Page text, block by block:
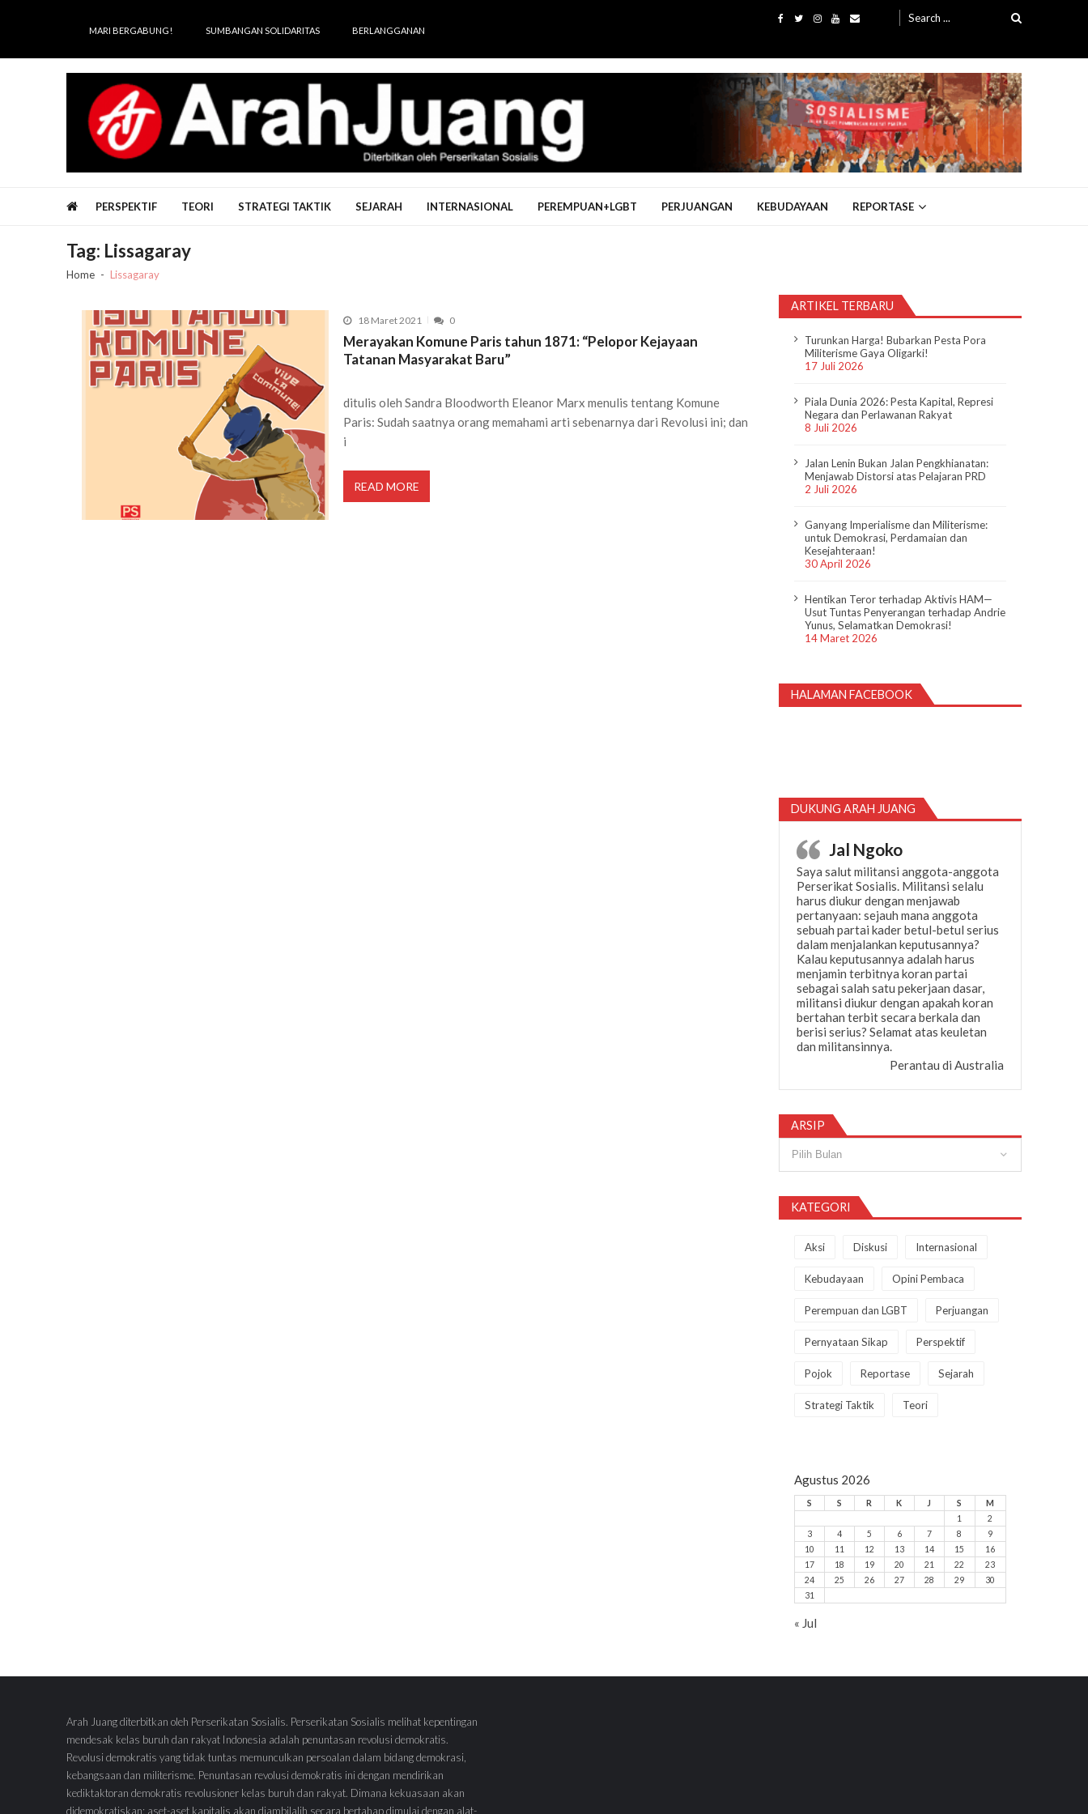
MARI BERGABUNG! SUMBANGAN SOLIDARITAS BERLANGGANAN
for:
PERSPEKTIF TEORI STRATEGI TAKTIK SEJARAH INTERNASIONAL PEREMPUAN+LGBT PERJUANGAN KEBUDAYAAN REPORTASE
Tag: Lissagaray
Home Lissagaray
18 Maret 2021 0
Merayakan Komune Paris tahun 1871: “Pelopor Kejayaan
Tatanan Masyarakat Baru”
ditulis oleh Sandra Bloodworth Eleanor Marx menulis tentang Komune
Paris: Sudah saatnya orang memahami arti sebenarnya dari Revolusi ini; dan
i
READ MORE
ARTIKEL TERBARU
Turunkan Harga! Bubarkan Pesta Pora
Militerisme Gaya Oligarki!
17 Juli 2026
Piala Dunia 2026: Pesta Kapital, Represi
Negara dan Perlawanan Rakyat
8 Juli 2026
Jalan Lenin Bukan Jalan Pengkhianatan:
Menjawab Distorsi atas Pelajaran PRD
2 Juli 2026
Ganyang Imperialisme dan Militerisme:
untuk Demokrasi, Perdamaian dan
Kesejahteraan!
30 April 2026
Hentikan Teror terhadap Aktivis HAM—
Usut Tuntas Penyerangan terhadap Andrie
Yunus, Selamatkan Demokrasi!
14 Maret 2026
HALAMAN FACEBOOK
DUKUNG ARAH JUANG
Jal Ngoko
Saya salut militansi anggota-anggota
Perserikat Sosialis. Militansi selalu
harus diukur dengan menjawab
pertanyaan: sejauh mana anggota
sebuah partai kader betul-betul serius
dalam menjalankan keputusannya?
Kalau keputusannya adalah harus
menjamin terbitnya koran partai
sebagai salah satu pekerjaan dasar,
militansi diukur dengan apakah koran
bertahan terbit secara berkala dan
berisi serius? Selamat atas keuletan
dan militansinnya.
Perantau di Australia
ARSIP
KATEGORI
Aksi Diskusi Internasional
Kebudayaan Opini Pembaca
Perempuan dan LGBT Perjuangan
Pernyataan Sikap Perspektif
Pojok Reportase Sejarah
Strategi Taktik Teori
Agustus 2026
S S R K J S
M
1
2
3
4 5 6 7 8
9
10
11 12 13 14 15
16
17
18 19 20 21 22
23
24
25 26 27 28 29
30
31
« Jul
Arah Juang diterbitkan oleh Perserikatan Sosialis. Perserikatan Sosialis melihat kepentingan
mendesak kelas buruh dan rakyat Indonesia adalah penuntasan revolusi demokratis.
Revolusi demokratis yang tidak tuntas memunculkan persoalan dalam bidang demokrasi,
kebangsaan dan militerisme. Penuntasan revolusi demokratis ini dengan mendirikan
kediktaktoran demokratis revolusioner kelas buruh dan rakyat. Dimana kekuasaan akan
didemokratiskan; aset-aset kapitalis akan diambilalih secara bertahap dimulai dengan alat-